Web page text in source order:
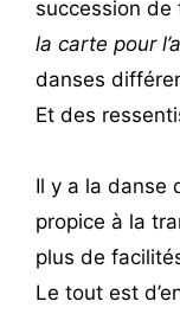
succession de
la carte pour
danses
Et des
Il y a la danse
propice à la
plus de
Le tout est